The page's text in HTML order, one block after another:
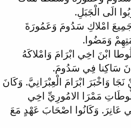
الَى الْجَبَلِ.
امْلاكِ سَدُومَ وَعَمُورَةَ
وَمَضُوا.
ابْنَ اخِي ابْرَامَ وَامْلاكَهُ
سَاكِنا فِي سَدُومَ.
وَاخْبَرَ ابْرَامَ الْعِبْرَانِيَّ. وَكَانَ
مَمْرَا الامُورِيِّ اخِي
عَانِرَ. وَكَانُوا اصْحَابَ عَهْدٍ مَعَ